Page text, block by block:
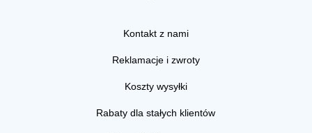
Kontakt z nami
Reklamacje i zwroty
Koszty wysyłki
Rabaty dla stałych klientów